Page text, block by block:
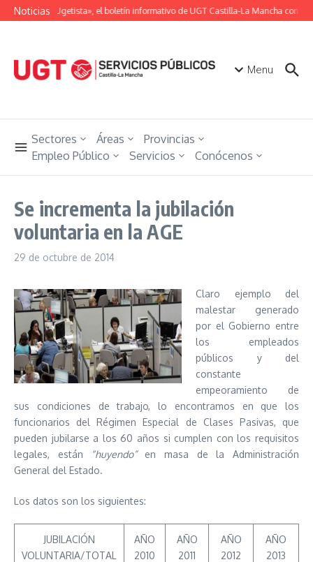
Saltar al contenido
Noticias
«Unión Ugetista», el boletín informativo de UGT Castilla-La Mancha con
Menu
Sectores Áreas
Provincias
Empleo Público
Servicios Conócenos
Se incrementa la jubilación
voluntaria en la AGE
29 de octubre de 2014
Claro ejemplo del
malestar generado
por el Gobierno entre
los empleados
públicos y del
constante
empeoramiento de
sus condiciones de trabajo, lo encontramos en que los
funcionarios del Régimen Especial de Clases Pasivas, que
pueden jubilarse a los 60 años si cumplen con los requisitos
legales, están
“huyendo” en masa de la Administración
General del Estado.
Los datos son los siguientes:
JUBILACIÓN
VOLUNTARIA/TOTAL
AÑO
2010
AÑO
2011
AÑO
2012
AÑO
2013